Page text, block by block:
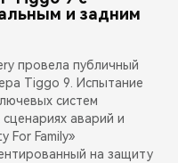
и задним
провела публичный
Tiggo 9. Испытание
систем
аварий и
For Family»
на защиту